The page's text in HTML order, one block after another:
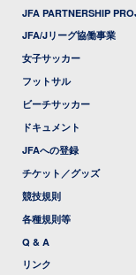
JFA PARTNERSHIP
JFA/Jリーグ協働事業
女子サッカー
フットサル
ビーチサッカー
ドキュメント
JFAへの登録
チケット／グッズ
競技規則
各種規則等
Q & A
リンク